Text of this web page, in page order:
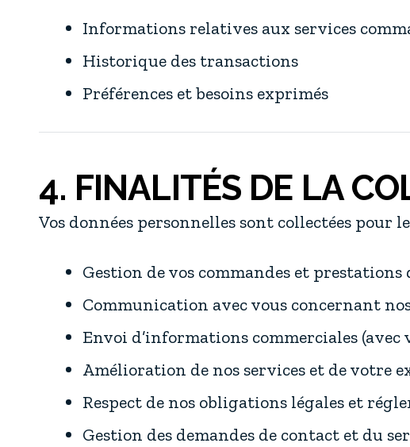
Informations relatives aux services
Historique des transactions
Préférences et besoins exprimés
4. FINALITÉS DE LA
Vos données personnelles sont collectées pour
Gestion de vos commandes et prestations
Communication avec vous concernant
Envoi d’informations commerciales (avec
Amélioration de nos services et de votre
Respect de nos obligations légales et
Gestion des demandes de contact et du